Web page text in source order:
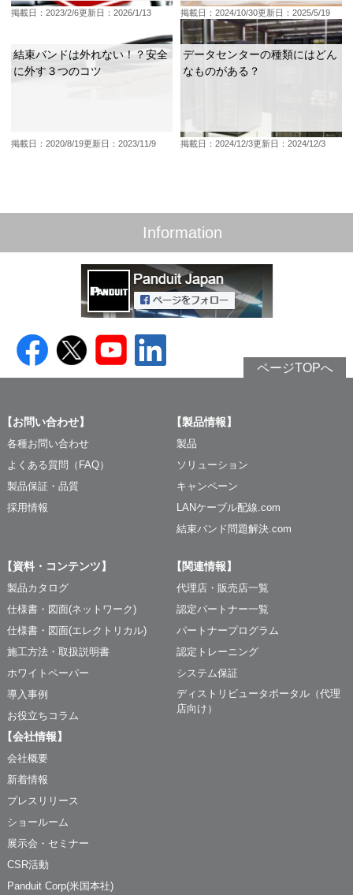
掲載日：2023/2/6更新日：2026/1/13 掲載日：2024/10/30更新日：2025/5/19
結束バンドは外れない！？安全
に外す３つのコツ
掲載日：2020/8/19更新日：2023/11/9
データセンターの種類にはどん
なものがある？
掲載日：2024/12/3更新日：2024/12/3
Information
ページTOPへ
【お問い合わせ】
各種お問い合わせ
よくある質問（FAQ）
製品保証・品質
採用情報
【製品情報】
製品
ソリューション
キャンペーン
LANケーブル配線.com
結束バンド問題解決.com
【資料・コンテンツ】
製品カタログ
仕様書・図面(ネットワーク)
仕様書・図面(エレクトリカル)
施工方法・取扱説明書
ホワイトペーパー
導入事例
お役立ちコラム
【関連情報】
代理店・販売店一覧
認定パートナー一覧
パートナープログラム
認定トレーニング
システム保証
ディストリビュータポータル（代理
店向け）
【会社情報】
会社概要
新着情報
プレスリリース
ショールーム
展示会・セミナー
CSR活動
Panduit Corp(米国本社)